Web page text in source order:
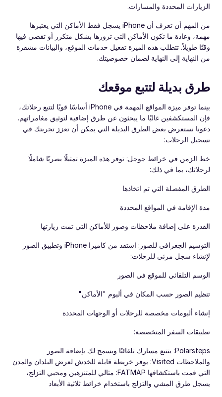
الزيارات المحددة والمسارات.
من المهم أن تعرف أن iPhone يسجل فقط الأماكن التي يعتبرها
مهمة، وعادة ما تكون الأماكن التي تزورها بشكل متكرر أو تقضي فيها
وقتًا طويلاً. تتطلب هذه الميزة تفعيل خدمات الموقع، والبيانات مشفرة
من النهاية إلى النهاية لضمان خصوصيتك.
طرق بديلة لتتبع موقعك
بينما توفر ميزة المواقع المهمة في iPhone أساسًا قويًا لتتبع رحلاتك،
فإن المستكشفين غالبًا ما يبحثون عن طرق إضافية لتوثيق مغامراتهم.
دعونا نستعرض بعض الطرق البديلة التي يمكن أن تعزز تجربتك في
تسجيل الرحلات:
خط الزمن في خرائط جوجل: توفر هذه الميزة تمثيلًا بصريًا شاملًا
لرحلاتك، بما في ذلك:
الطرق المفصلة التي تم اتخاذها
مدة الإقامة في المواقع المحددة
القدرة على إضافة ملاحظات وصور للأماكن التي تمت زيارتها
التوسيم الجغرافي للصور: استفد من كاميرا iPhone وتطبيق الصور
لإنشاء سجل مرئي للرحلات:
الوسم التلقائي للموقع في الصور
تنظيم الصور حسب المكان في ألبوم "الأماكن"
إنشاء ألبومات مخصصة للرحلات أو الوجهات المحددة
تطبيقات السفر المتخصصة:
‏Polarsteps: يتتبع مسارك تلقائيًا ويسمح لك بإضافة الصور
والملاحظات ‏Visited: يوفر خريطة قابلة للخدش لعرض البلدان والمدن
التي قمت باستكشافها ‏FATMAP: مثالي للمتنزهين ومحبي التزلج،
يسجل طرق المشي والتزلج باستخدام خرائط ثلاثية الأبعاد